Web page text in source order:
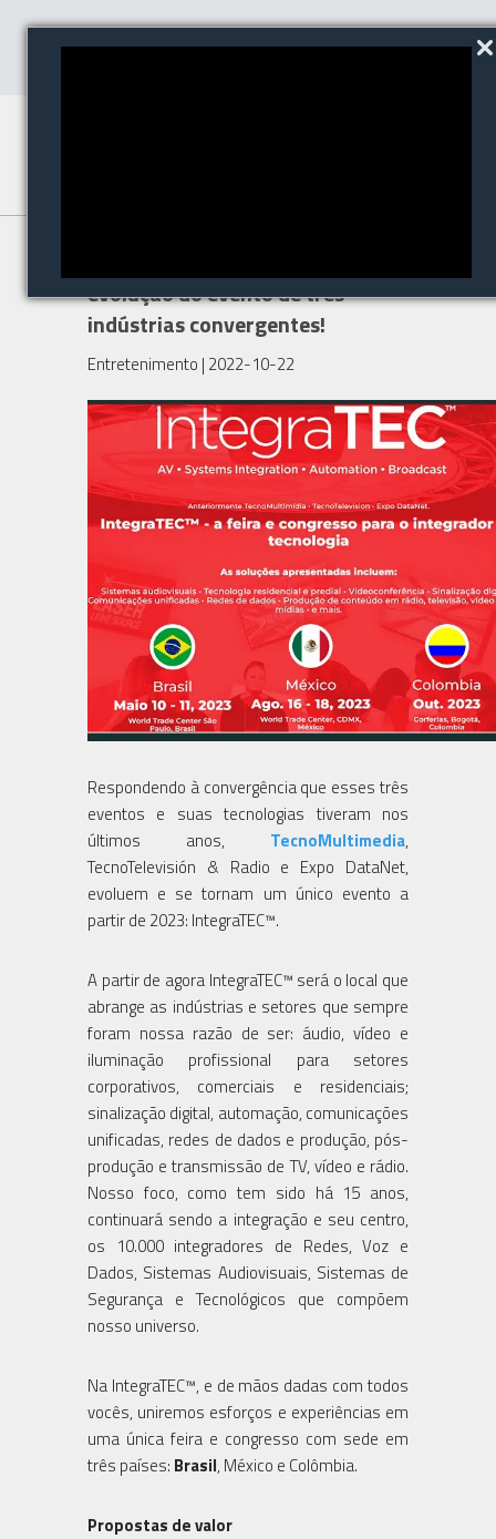
evolução do evento de três
indústrias convergentes!
Entretenimento | 2022-10-22
Respondendo à convergência que esses três
eventos e suas tecnologias tiveram nos
últimos anos, TecnoMultimedia,
TecnoTelevisión & Radio e Expo DataNet,
evoluem e se tornam um único evento a
partir de 2023: IntegraTEC™.
A partir de agora IntegraTEC™ será o local que
abrange as indústrias e setores que sempre
foram nossa razão de ser: áudio, vídeo e
iluminação profissional para setores
corporativos, comerciais e residenciais;
sinalização digital, automação, comunicações
unificadas, redes de dados e produção, pós-
produção e transmissão de TV, vídeo e rádio.
Nosso foco, como tem sido há 15 anos,
continuará sendo a integração e seu centro,
os 10.000 integradores de Redes, Voz e
Dados, Sistemas Audiovisuais, Sistemas de
Segurança e Tecnológicos que compõem
nosso universo.
Na IntegraTEC™, e de mãos dadas com todos
vocês, uniremos esforços e experiências em
uma única feira e congresso com sede em
três países: Brasil, México e Colômbia.
Propostas de valor